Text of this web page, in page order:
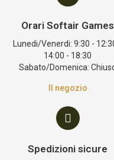
Orari Softair Games
Lunedi/Venerdi: 9:30 -
14:00 - 18:30
Sabato/Domenica:
Il negozio
Spedizioni sicure